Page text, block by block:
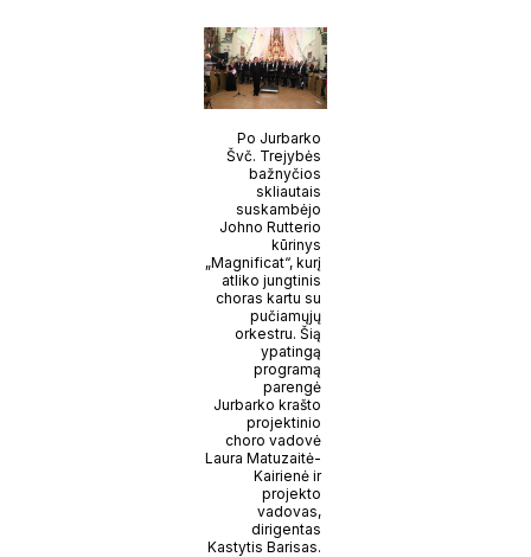
Po Jurbarko
Švč. Trejybės
bažnyčios
skliautais
suskambėjo
Johno Rutterio
kūrinys
„Magnificat“, kurį
atliko jungtinis
choras kartu su
pučiamųjų
orkestru. Šią
ypatingą
programą
parengė
Jurbarko krašto
projektinio
choro vadovė
Laura Matuzaitė-
Kairienė ir
projekto
vadovas,
dirigentas
Kastytis Barisas.